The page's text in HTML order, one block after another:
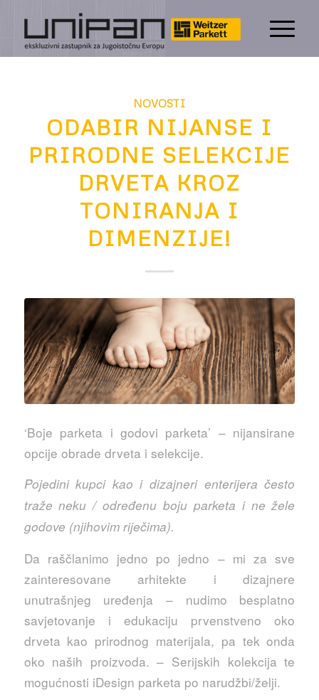
NOVOSTI
ODABIR NIJANSE I
PRIRODNE SELEKCIJE
DRVETA KROZ
TONIRANJA I
DIMENZIJE!
‘Boje parketa i godovi parketa’ – nijansirane
opcije obrade drveta i selekcije.
Pojedini kupci kao i dizajneri enterijera često
traže neku / određenu boju parketa i ne žele
godove (njihovim riječima).
Da raščlanimo jedno po jedno – mi za sve
zainteresovane arhitekte i dizajnere
unutrašnjeg uređenja – nudimo besplatno
savjetovanje i edukaciju prvenstveno oko
drveta kao prirodnog materijala, pa tek onda
oko naših proizvoda. – Serijskih kolekcija te
mogućnosti iDesign parketa po narudžbi/želji.